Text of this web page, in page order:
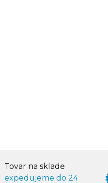
Tovar na sklade
expedujeme do 24